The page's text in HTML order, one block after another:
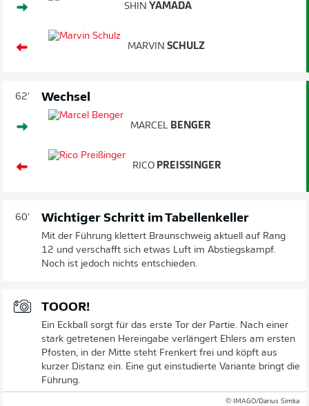
SHIN YAMADA
MARVIN SCHULZ
62' Wechsel
MARCEL BENGER
RICO PREISSINGER
60' Wichtiger Schritt im Tabellenkeller
Mit der Führung klettert Braunschweig aktuell auf Rang
12 und verschafft sich etwas Luft im Abstiegskampf.
Noch ist jedoch nichts entschieden.
TOOOR!
Ein Eckball sorgt für das erste Tor der Partie. Nach einer
stark getretenen Hereingabe verlängert Ehlers am ersten
Pfosten, in der Mitte steht Frenkert frei und köpft aus
kurzer Distanz ein. Eine gut einstudierte Variante bringt die
Führung.
© IMAGO/Darius Simka